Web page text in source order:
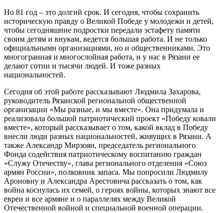
Но 81 год – это долгий срок. И сегодня, чтобы сохранить
историческую правду о Великой Победе у молодежи и детей,
чтобы сегодняшние подростки передали эстафету памяти
своим детям и внукам, ведется большая работа. И не только
официальными организациями, но и общественниками. Это
многогранная и многослойная работа, и у нас в Рязани ее
делают сотни и тысячи людей. И тоже разных
национальностей.
Сегодня об этой работе рассказывают Людмила Захарова,
руководитель Рязанской региональной общественной
организации «Мы разные, и мы вместе». Она придумала и
реализовала большой патриотический проект «Победу ковали
вместе», который рассказывает о том, какой вклад в Победу
внесли люди разных национальностей, живущих в Рязани. А
также Александр Мирзоян, председатель регионального
Фонда содействия патриотическому воспитанию граждан
«Служу Отечеству», глава регионального отделения «Союз
армян России», полковник запаса. Мы попросили Людмилу
Ароновну и Александра Арестовича рассказать о том, как
война коснулась их семей, о героях войны, которых знают все
евреи и все армяне и о параллелях между Великой
Отечественной войной и специальной военной операции.